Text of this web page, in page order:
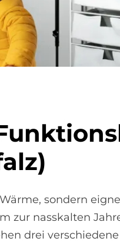
sondern
zur nasskalten
drei